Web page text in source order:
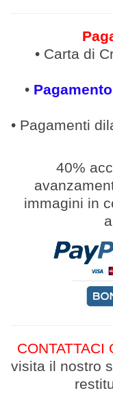
• Carta di
•
• Pagamenti
40%
immagini in
CONTATTACI
visita il nostro